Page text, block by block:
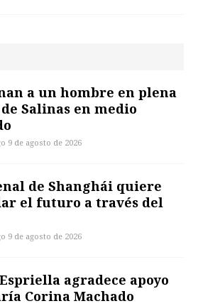
a un hombre en plena
Salinas en medio
9 de agosto de 2026
de Shanghái quiere
el futuro a través del
9 de agosto de 2026
agradece apoyo
Corina Machado